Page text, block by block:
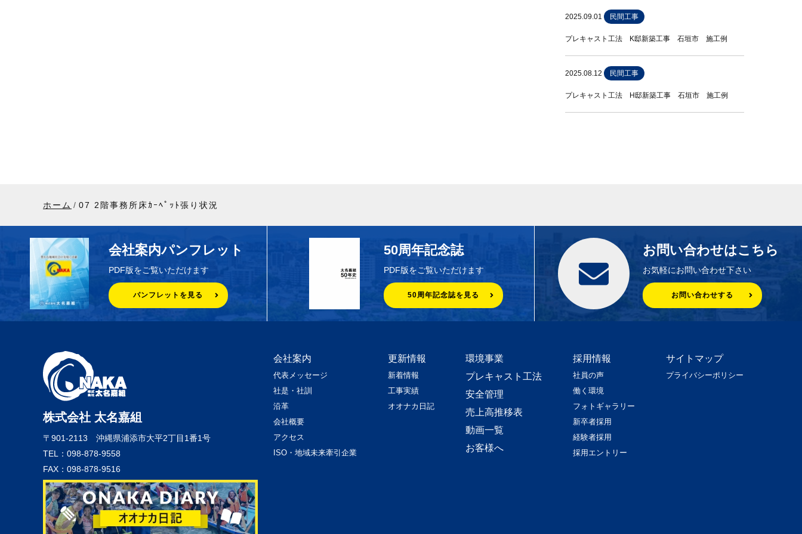
2025.09.01 民間工事
プレキャスト工法 K邸新築工事 石垣市 施工例
2025.08.12 民間工事
プレキャスト工法 H邸新築工事 石垣市 施工例
ホーム 07 2階事務所床ｶｰﾍﾟｯﾄ張り状況
会社案内パンフレット
PDF版をご覧いただけます
パンフレットを見る
50周年記念誌
PDF版をご覧いただけます
50周年記念誌を見る
お問い合わせはこちら
お気軽にお問い合わせ下さい
お問い合わせする
株式会社 太名嘉組
〒901-2113 沖縄県浦添市大平2丁目1番1号
TEL：098-878-9558
FAX：098-878-9516
会社案内
代表メッセージ
社是・社訓
沿革
会社概要
アクセス
ISO・地域未来牽引企業
更新情報
新着情報
工事実績
オオナカ日記
環境事業
プレキャスト工法
安全管理
売上高推移表
動画一覧
お客様へ
採用情報
社員の声
働く環境
フォトギャラリー
新卒者採用
経験者採用
採用エントリー
サイトマップ
プライバシーポリシー